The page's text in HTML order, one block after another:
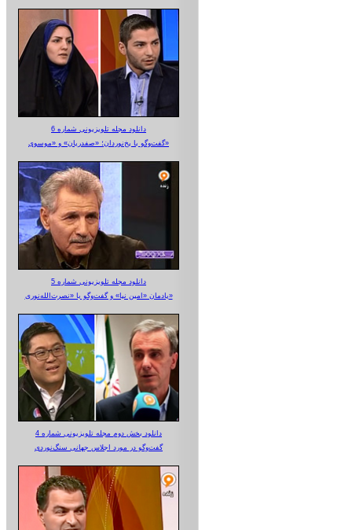
دانلود مجله تلویزیونی شماره 6
گفت‌وگو با یخ‌نوردان؛ «صفدریان» و «موسوی»
دانلود مجله تلویزیونی شماره 5
یادمان «امین نیا» و گفت‌وگو با «نصرت‌الله‌نوری»
دانلود بخش دوم مجله تلویزیونی شماره 4
گفت‌وگو در مورد اجلاس جهانی سنگ‌نوردی